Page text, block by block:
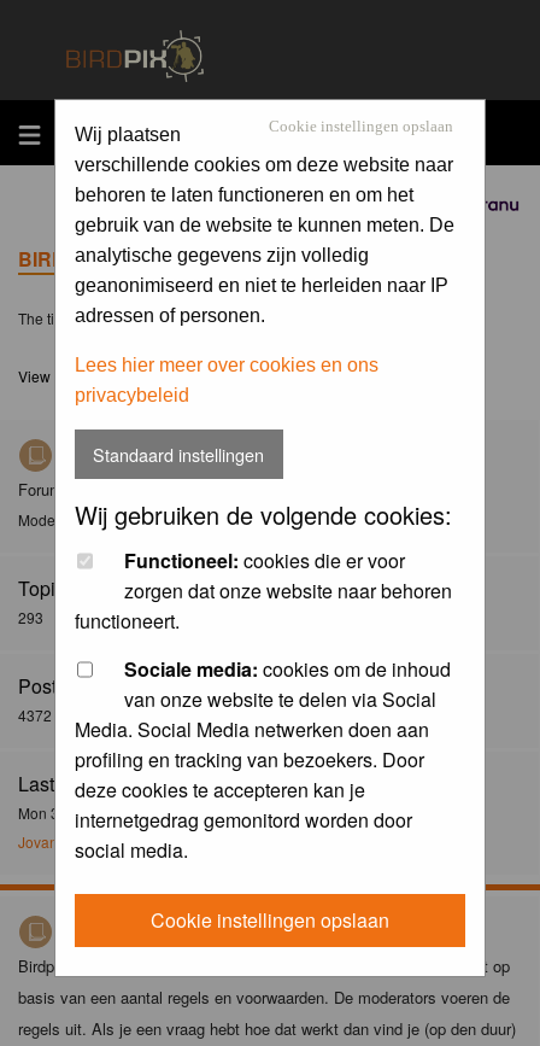
MENU
Sponsored by
Cookie instellingen opslaan
Wij plaatsen
verschillende cookies om deze website naar
behoren te laten functioneren en om het
gebruik van de website te kunnen meten. De
analytische gegevens zijn volledig
geanonimiseerd en niet te herleiden naar IP
adressen of personen.
Lees hier meer over cookies en ons
privacybeleid
Standaard instellingen
Wij gebruiken de volgende cookies:
Functioneel: cookies die er voor
zorgen dat onze website naar behoren
functioneert.
Sociale media: cookies om de inhoud
van onze website te delen via Social
Media. Social Media netwerken doen aan
profiling en tracking van bezoekers. Door
deze cookies te accepteren kan je
internetgedrag gemonitord worden door
social media.
Cookie instellingen opslaan
BIRDPIX.NL FORUM INDEX
The time now is Fri 07 Aug 2026, 3:48
View unanswered posts
Nieuws
Forum met nieuwsberichten over Birdpix
ModeratorModerators
Topics:
293
Posts:
4372
Last Post:
Mon 30 Dec 2024, 21:02
Jovanzo
Birdpix spelregels
Birdpix is niet zomaar een foto-site. Het plaatsen van foto's gebeurt op
basis van een aantal regels en voorwaarden. De moderators voeren de
regels uit. Als je een vraag hebt hoe dat werkt dan vind je (op den duur)